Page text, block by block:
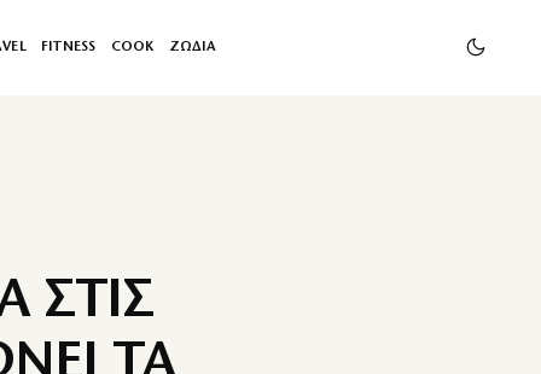
FITNESS COOK ΖΩΔΙΑ
ΣΤΙΣ